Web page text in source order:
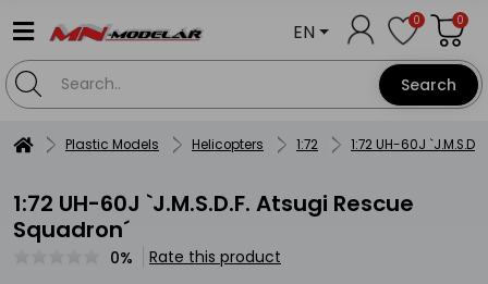
Search
EN 0 0
Plastic Models Helicopters 1:72 1:72 UH-60J
1:72 UH-60J `J.M.S.D.F. Atsugi Rescue
Squadron´
0% Rate this product